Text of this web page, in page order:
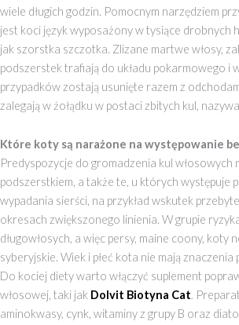
wiele długich godzin. Pomocnym narzędziem
jest koci język wyposażony w tysiące drobnych
jak szorstka szczotka. Zlizane martwe włosy,
podszerstek trafiają do układu pokarmowego i
przypadków zostają usunięte razem z
zalegają w żołądku w postaci zbitych kul,
Które koty są narażone na występowanie
Predyspozycje do gromadzenia kul włosowych
podszerstkiem, a także te, u których występuje
wypadania sierści, na przykład wskutek
okresach zwiększonego linienia. W grupie
długowłosych, a więc persy, maine coony, koty
syberyjskie. Wiek i płeć kota nie mają
Do kociej diety warto włączyć suplement
włosowej, taki jak Dolvit Biotyna Cat.
aminokwasy, cynk, witaminy z grupy B oraz